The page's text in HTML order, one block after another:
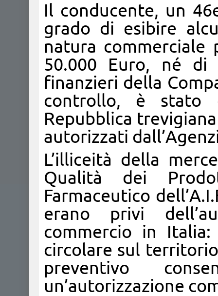
Il conducente, un
grado di esibire
natura
50.000 Euro, né di
finanzieri della
controllo, è stato
Repubblica
autorizzati
L’illiceità della
Qualità dei
Farmaceutico
erano privi
commercio in
circolare sul
preventivo
un’autorizzazione